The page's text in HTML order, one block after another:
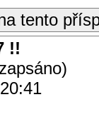
tento
!!